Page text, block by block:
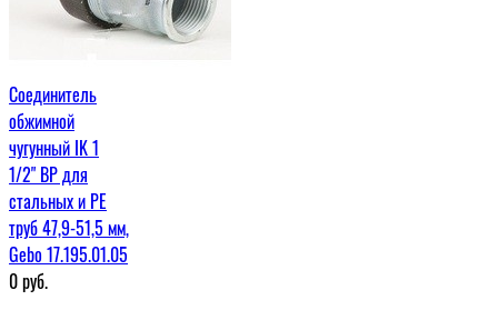
Соединитель
обжимной
чугунный IK 1
1/2" ВР для
стальных и PE
труб 47,9-51,5 мм,
Gebo 17.195.01.05
0руб.